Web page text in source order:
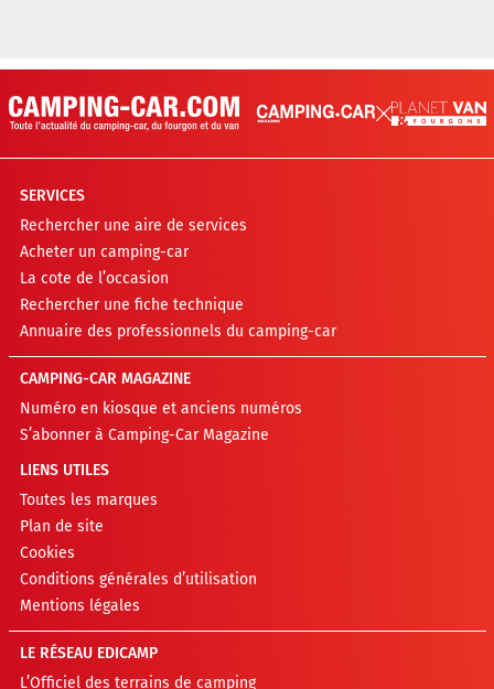
SERVICES
Rechercher une aire de services
Acheter un camping-car
La cote de l’occasion
Rechercher une fiche technique
Annuaire des professionnels du camping-car
CAMPING-CAR MAGAZINE
Numéro en kiosque et anciens numéros
S’abonner à Camping-Car Magazine
LIENS UTILES
Toutes les marques
Plan de site
Cookies
Conditions générales d’utilisation
Mentions légales
LE RÉSEAU EDICAMP
L’Officiel des terrains de camping